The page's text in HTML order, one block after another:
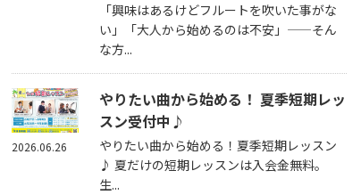
「興味はあるけどフルートを吹いた事がな
い」「大人から始めるのは不安」——そん
な方...
やりたい曲から始める！ 夏季短期レッ
スン受付中♪
やりたい曲から始める！夏季短期レッスン
♪ 夏だけの短期レッスンは入会金無料。
生...
2026.06.26